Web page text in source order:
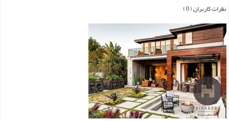
نظرات کاربران ( 0 )